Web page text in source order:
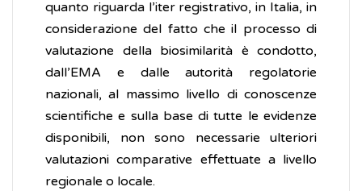
quanto riguarda l’iter registrativo, in Italia, in
considerazione del fatto che il processo di
valutazione della biosimilarità è condotto,
dall’EMA e dalle autorità regolatorie
nazionali, al massimo livello di conoscenze
scientifiche e sulla base di tutte le evidenze
disponibili, non sono necessarie ulteriori
valutazioni comparative effettuate a livello
regionale o locale.